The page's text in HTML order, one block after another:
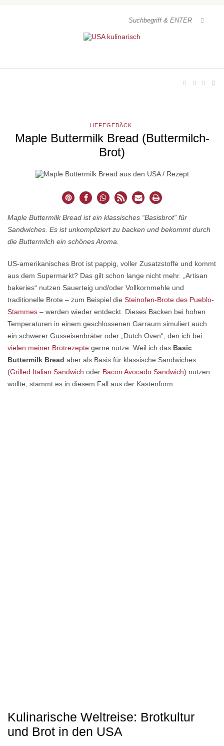
HEFEGEBÄCK
Maple Buttermilk Bread (Buttermilch-
Brot)
Maple Buttermilk Bread ist ein klassisches “Basisbrot” für
Sandwiches. Es ist unkompliziert zu backen und bekommt durch
die Buttermilch ein schönes Aroma.
US-amerikanisches Brot ist pappig, voller Zusatzstoffe und kommt
aus dem Supermarkt? Das gilt schon lange nicht mehr. „Artisan
bakeries“ nutzen Sauerteig und/oder Vollkornmehle und
traditionelle Brote – zum Beispiel die Steinofen-Brote des Pueblo-
Stammes – werden wieder entdeckt. Dieses Backen bei hohen
Temperaturen in einem geschlossenen Garraum simuliert auch
ein schwerer Gusseisenbräter oder „Dutch Oven“, den ich bei
vielen meiner Brotrezepte gerne nutze. Weil ich das Basic
Buttermilk Bread aber als Basis für klassische Sandwiches
(Grilled Italian Sandwich oder Bacon Avocado Sandwich) nutzen
wollte, stammt es in diesem Fall aus der Kastenform.
Kulinarische Weltreise: Brotkultur
und Brot in den USA